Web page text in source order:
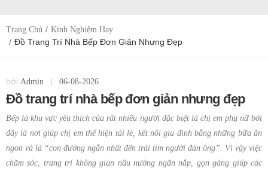
Trang Chủ Kinh Nghiệm Hay
Đồ Trang Trí Nhà Bếp Đơn Giản Nhưng Đẹp
bởi Admin | 06-08-2026
Đồ trang trí nhà bếp đơn giản nhưng đẹp
Bếp là khu vực yêu thích của rất nhiều người đặc biệt là chị em phụ nữ bởi
đây là nơi giúp chị em thể hiện tài lẻ, kết nối gia đình bằng những bữa ăn
ngon và là “con đường ngắn nhất đến trái tim người đàn ông”. Vì vậy việc
chăm sóc, trang trí không gian nấu nướng ngăn nắp, gọn gàng giúp các